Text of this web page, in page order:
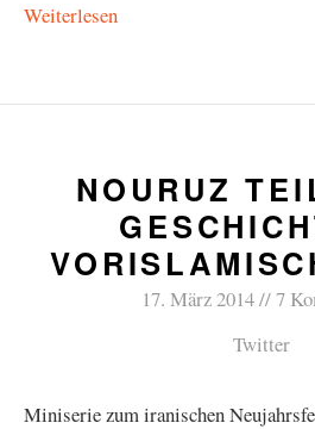
Weiterlesen
NOURUZ
17. März 2014
7
Twitter
Miniserie zum iranischen